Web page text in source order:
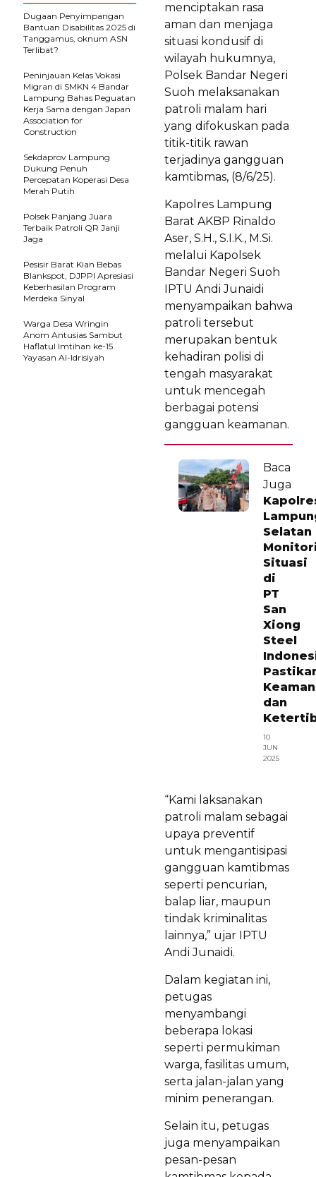
menciptakan rasa
aman dan menjaga
situasi kondusif di
wilayah hukumnya,
Polsek Bandar Negeri
Suoh melaksanakan
patroli malam hari
yang difokuskan pada
titik-titik rawan
terjadinya gangguan
kamtibmas, (8/6/25).
Kapolres Lampung
Barat AKBP Rinaldo
Aser, S.H., S.I.K., M.Si.
melalui Kapolsek
Bandar Negeri Suoh
IPTU Andi Junaidi
menyampaikan bahwa
patroli tersebut
merupakan bentuk
kehadiran polisi di
tengah masyarakat
untuk mencegah
berbagai potensi
gangguan keamanan.
Baca
Juga
Selatan
Situasi
di
PT
San
Xiong
Steel
dan
10
JUN
2025
“Kami laksanakan
patroli malam sebagai
upaya preventif
untuk mengantisipasi
gangguan kamtibmas
seperti pencurian,
balap liar, maupun
tindak kriminalitas
lainnya,” ujar IPTU
Andi Junaidi.
Dalam kegiatan ini,
petugas
menyambangi
beberapa lokasi
seperti permukiman
warga, fasilitas umum,
serta jalan-jalan yang
minim penerangan.
Selain itu, petugas
juga menyampaikan
pesan-pesan
Dugaan Penyimpangan
Bantuan Disabilitas 2025 di
Tanggamus, oknum ASN
Terlibat?
Peninjauan Kelas Vokasi
Migran di SMKN 4 Bandar
Lampung Bahas Peguatan
Kerja Sama dengan Japan
Association for
Construction
Sekdaprov Lampung
Dukung Penuh
Percepatan Koperasi Desa
Merah Putih
Polsek Panjang Juara
Terbaik Patroli QR Janji
Jaga
Pesisir Barat Kian Bebas
Blankspot, DJPPI Apresiasi
Keberhasilan Program
Merdeka Sinyal
Warga Desa Wringin
Anom Antusias Sambut
Haflatul Imtihan ke-15
Yayasan Al-Idrisiyah